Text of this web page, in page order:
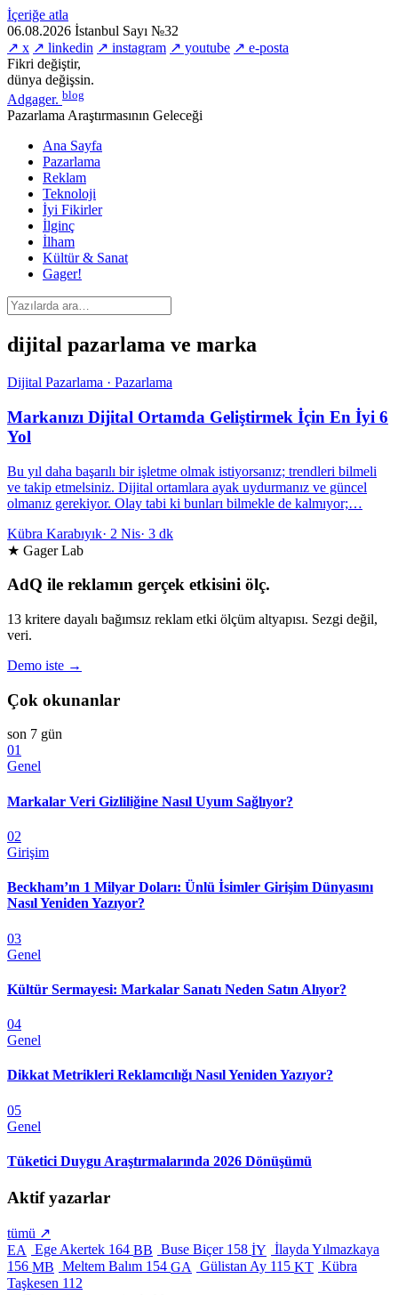
İçeriğe atla
06.08.2026 İstanbul Sayı №32
↗ x ↗ linkedin ↗ instagram ↗ youtube ↗ e-posta
Fikri değiştir,
dünya değişsin.
Adgager. blog
Pazarlama Araştırmasının Geleceği
Ana Sayfa
Pazarlama
Reklam
Teknoloji
İyi Fikirler
İlginç
İlham
Kültür & Sanat
Gager!
dijital pazarlama ve marka
Dijital Pazarlama · Pazarlama
Markanızı Dijital Ortamda Geliştirmek İçin En İyi 6
Yol
Bu yıl daha başarılı bir işletme olmak istiyorsanız; trendleri bilmeli
ve takip etmelsiniz. Dijital ortamlara ayak uydurmanız ve güncel
olmanız gerekiyor. Olay tabi ki bunları bilmekle de kalmıyor;…
Kübra Karabıyık· 2 Nis· 3 dk
★ Gager Lab
AdQ ile reklamın gerçek etkisini ölç.
13 kritere dayalı bağımsız reklam etki ölçüm altyapısı. Sezgi değil,
veri.
Demo iste →
Çok okunanlar
son 7 gün
01
Genel
Markalar Veri Gizliliğine Nasıl Uyum Sağlıyor?
02
Girişim
Beckham’ın 1 Milyar Doları: Ünlü İsimler Girişim Dünyasını
Nasıl Yeniden Yazıyor?
03
Genel
Kültür Sermayesi: Markalar Sanatı Neden Satın Alıyor?
04
Genel
Dikkat Metrikleri Reklamcılığı Nasıl Yeniden Yazıyor?
05
Genel
Tüketici Duygu Araştırmalarında 2026 Dönüşümü
Aktif yazarlar
tümü ↗
EA
Ege Akertek 164 BB Buse Biçer 158 İY İlayda Yılmazkaya
156 MB Meltem Balım 154 GA Gülistan Ay 115 KT Kübra
Taşkesen 112